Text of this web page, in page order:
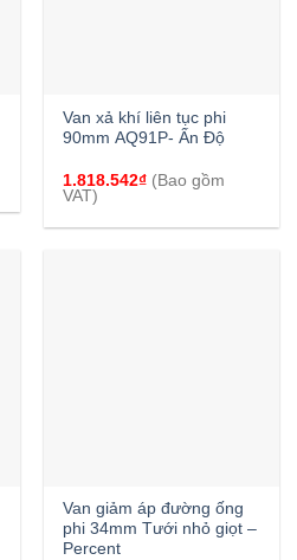
Van xả khí liên tục phi
90mm AQ91P- Ấn Độ
1.818.542₫ (Bao gồm
VAT)
Van giảm áp đường ống
phi 34mm Tưới nhỏ giọt –
Percent